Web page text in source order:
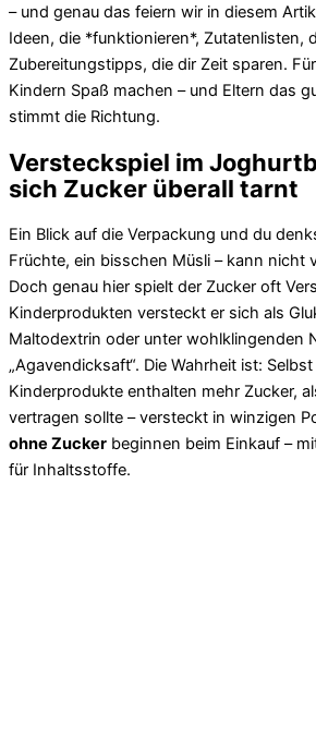
– und genau das feiern wir in diesem
Ideen, die *funktionieren*, Zutatenlisten,
Zubereitungstipps, die dir Zeit sparen.
Kindern Spaß machen – und Eltern das
stimmt die Richtung.
Versteckspiel im
sich Zucker überall tarnt
Ein Blick auf die Verpackung und du
Früchte, ein bisschen Müsli – kann nicht
Doch genau hier spielt der Zucker oft
Kinderprodukten versteckt er sich als
Maltodextrin oder unter wohlklingenden
„Agavendicksaft“. Die Wahrheit ist:
Kinderprodukte enthalten mehr Zucker,
vertragen sollte – versteckt in winzigen
ohne Zucker beginnen beim Einkauf –
für Inhaltsstoffe.